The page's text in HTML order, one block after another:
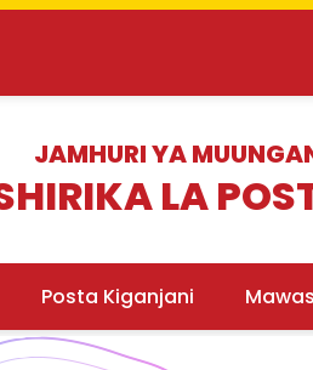
JAMHURI YA
LA
Posta Kiganjani